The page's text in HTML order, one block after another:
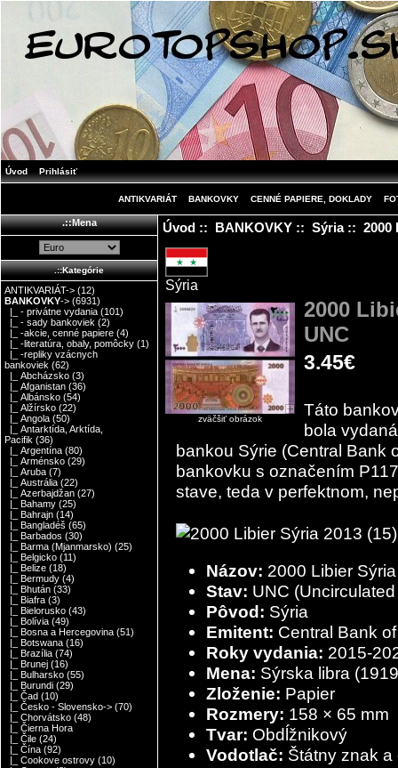
Úvod Prihlásiť
ANTIKVARIÁT BANKOVKY CENNÉ PAPIERE, DOKLADY
.::Mena
.::Kategórie
ANTIKVARIÁT-> (12)
BANKOVKY-> (6931)
|_ - privátne vydania (101)
|_ - sady bankoviek (2)
|_ -akcie, cenné papiere (4)
|_ -literatúra, obaly, pomôcky (1)
|_ -repliky vzácnych
bankoviek (62)
|_ Abcházsko (3)
|_ Afganistan (36)
|_ Albánsko (54)
|_ Alžírsko (22)
|_ Angola (50)
|_ Antarktída, Arktída,
Pacifik (36)
|_ Argentína (80)
|_ Arménsko (29)
|_ Aruba (7)
|_ Austrália (22)
|_ Azerbajdžan (27)
|_ Bahamy (25)
|_ Bahrajn (14)
|_ Bangladéš (65)
|_ Barbados (30)
|_ Barma (Mjanmarsko) (25)
|_ Belgicko (11)
|_ Belize (18)
|_ Bermudy (4)
|_ Bhután (33)
|_ Biafra (3)
|_ Bielorusko (43)
|_ Bolívia (49)
|_ Bosna a Hercegovina (51)
|_ Botswana (16)
|_ Brazília (74)
|_ Brunej (16)
|_ Bulharsko (55)
|_ Burundi (29)
|_ Čad (10)
|_ Česko - Slovensko-> (70)
|_ Chorvátsko (48)
|_ Čierna Hora
|_ Čile (24)
|_ Čína (92)
|_ Cookove ostrovy (10)
Úvod:: BANKOVKY:: Sýria:: 2000
Sýria
zväčšiť obrázok
2000
UNC
3.45€
Táto
bola
bankou Sýrie (Central Bank
bankovku s označením
stave, teda v perfektnom,
Názov: 2000 Libier
Stav: UNC
Pôvod: Sýria
Emitent:
Roky vydania: 2015-
Mena: Sýrska libra
Zloženie: Papier
Rozmery: 158 × 65 mm
Tvar: Obdĺžnikový
Vodotlač: Štátny znak